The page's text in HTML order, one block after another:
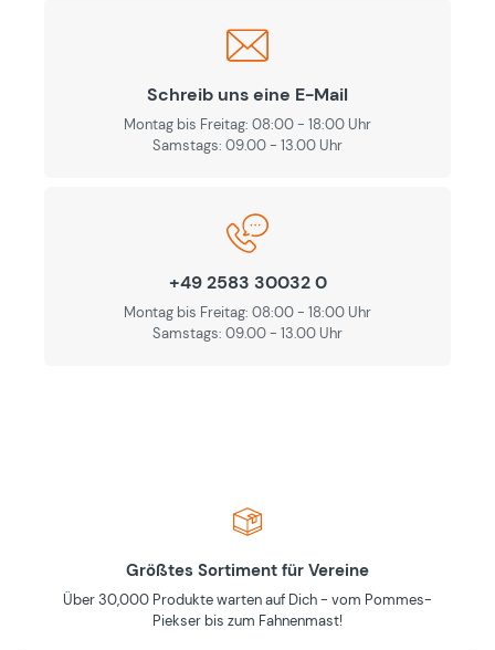
Schreib uns eine E-Mail
Montag bis Freitag: 08:00 - 18:00 Uhr
Samstags: 09.00 - 13.00 Uhr
+49 2583 30032 0
Montag bis Freitag: 08:00 - 18:00 Uhr
Samstags: 09.00 - 13.00 Uhr
Größtes Sortiment für Vereine
Über 30,000 Produkte warten auf Dich - vom Pommes-
Piekser bis zum Fahnenmast!